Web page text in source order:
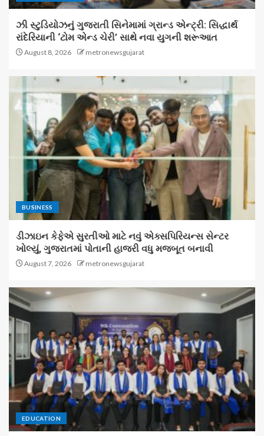
ઝી સ્ટુડિયોઝનું ગુજરાતી સિનેમામાં ગ્રાન્ડ એન્ટ્રી: સિદ્ધાર્થ
રાંદેરિયાની ‘ટોમ એન્ડ ચેરી’ સાથે નવા યુગની શરૂઆત
August 8, 2026 metronewsgujarat
BUSINESS
ડીઝાઇન કેફેએ સુરતીઓ માટે નવું એક્સપિરિયન્સ સેન્ટર
ખોલ્યું, ગુજરાતમાં પોતાની હાજરી વધુ મજબૂત બનાવી
August 7, 2026 metronewsgujarat
EDUCATION